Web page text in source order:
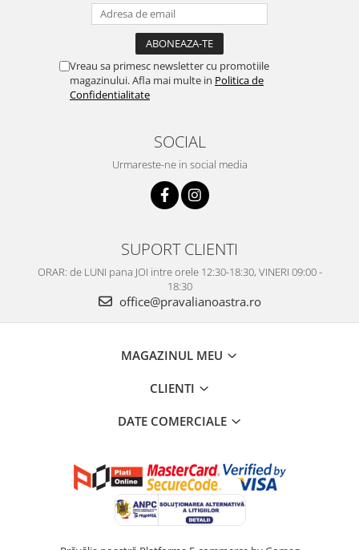
Vreau sa primesc newsletter cu promotiile
magazinului. Afla mai multe in Politica de
Confidentialitate
SOCIAL
Urmareste-ne in social media
SUPORT CLIENTI
ORAR: de LUNI pana JOI intre orele 12:30-18:30, VINERI 09:00 -
18:30
office@pravalianoastra.ro
MAGAZINUL MEU
CLIENTI
DATE COMERCIALE